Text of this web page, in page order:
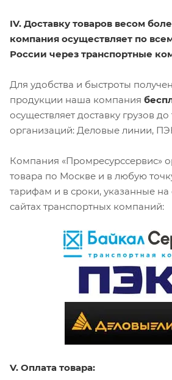
IV. Доставку товаров весом
компания осуществляет по
России через транспортные
Для удобства и быстроты
продукции наша компания
осуществляет доставку грузов
организаций: Деловые линии,
Компания «Промресурссервис»
товара по Москве и в любую
тарифам и в сроки, указанные
сайтах транспортных компаний:
V. Оплата товара: